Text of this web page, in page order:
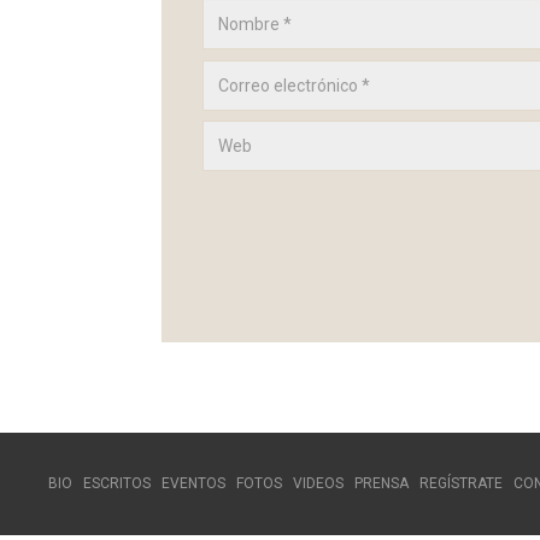
BIO ESCRITOS EVENTOS FOTOS VIDEOS PRENSA REGÍSTRATE